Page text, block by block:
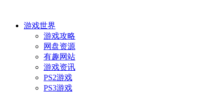
游戏世界
游戏攻略
网盘资源
有趣网站
游戏资讯
PS2游戏
PS3游戏